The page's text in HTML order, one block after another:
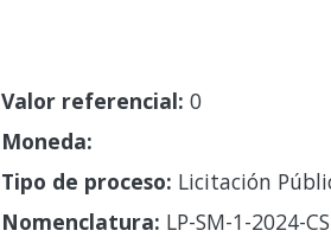
Valor referencial: 0
Moneda:
Tipo de proceso: Licitación
Nomenclatura: LP-SM-1-2024-